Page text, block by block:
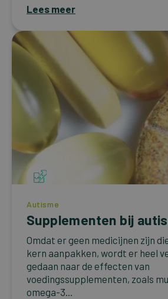
Lees meer
Autisme
Supplementen bij
Omdat er geen medicijnen zijn
kern aanpakken, wordt er heel
gedaan naar de effecten van
voedingssupplementen, zoals
omega-3...